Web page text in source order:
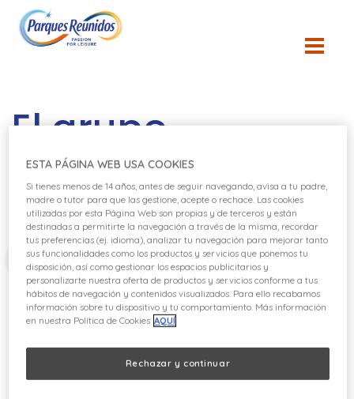
El grupo
Nuestro propósito
Quienes somos Nuestro propósito
ESTA PÁGINA WEB USA COOKIES
Si tienes menos de 14 años, antes de seguir navegando, avisa a tu padre,
madre o tutor para que las gestione, acepte o rechace. Las cookies
utilizadas por esta Página Web son propias y de terceros y están
destinadas a permitirte la navegación a través de la misma, recordar
tus preferencias (ej. idioma), analizar tu navegación para mejorar tanto
sus funcionalidades como los productos y servicios que ponemos tu
disposición, así como gestionar los espacios publicitarios y
personalizarte nuestra oferta de productos y servicios conforme a tus
hábitos de navegación y contenidos visualizados. Para ello recabamos
información sobre tu dispositivo y tu comportamiento. Más información
en nuestra Política de Cookies AQUÍ
Rechazar y continuar